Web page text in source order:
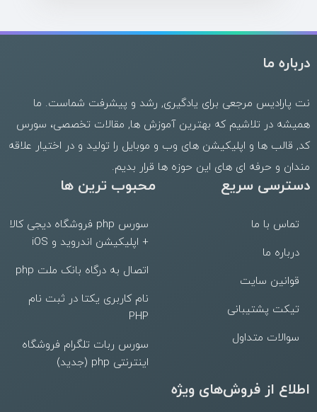
درباره ما
نت پارادیس مرجعی برای یادگیری, رشد و پیشرفت شماست. ما
همیشه در تلاشیم که بهترینآموزش ها, مقالات تخصصی، سورس
کد, قالب ها و اپلیکیشن های وب و موبایل را تولید و در اختیار علاقه
مندان و حرفه ای های این حوزه ها قرار بدیم.
دسترسی سریع
تماس با ما
درباره ما
قوانین سایت
تیکت پشتیبانی
سوالات متداول
محبوب ترین ها
سورس php فروشگاه دیجی کالا
+ اپلیکیشن اندروید و iOS
اتصال به درگاه بانک ملت php
نام کاربری یکتا در ثبت نام
PHP
سورس ربات تلگرام فروشگاه
اینترنتی php (جدید)
اطلاع از فروش‌های ویژه